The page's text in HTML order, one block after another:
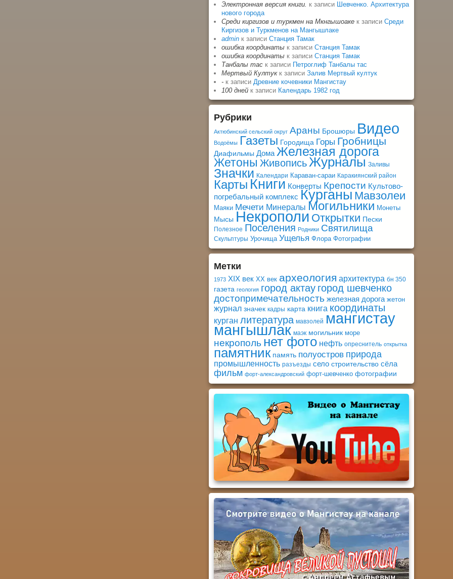
Электронная версия книги. к записи Шевченко. Архитектура
нового города
Среди киргизов и туркмен на Мкнгышоаке к записи Среди
Киргизов и Туркменов на Мангышлаке
admin к записи Станция Тамак
ошибка координаты к записи Станция Тамак
ошибка координаты к записи Станция Тамак
Танбалы тас к записи Петроглиф Танбалы тас
Мертвый Култукк записи Залив Мертвый култук
- к записи Древние кочевники Мангистау
100 дней к записи Календарь 1982 год
Рубрики
Актюбинский сельский округ Араны Брошюры Видео
Водоёмы Газеты Городища Горы Гробницы
Диафильмы Дома Железная дорога
Жетоны Живопись Журналы Заливы
Значки Календари Караван-сараи Каракиянский район
Карты Книги Конверты Крепости Культово-
погребальный комплекс Курганы Мавзолеи
Маяки Мечети Минералы Могильники Монеты
Мысы Некрополи Открытки Пески
Полезное Поселения Родники Святилища
Скульптуры Урочища Ущелья Флора Фотографии
Метки
1973 XIX век XX век археология архитектура бн 350
газета геология город актау город шевченко
достопримечательность железная дорога жетон
журнал значек кадры карта книга координаты
курган литература мавзолей мангистау
мангышлак маэк могильник море
некрополь нет фото нефть опреснитель открытка
памятник память полуостров природа
промышленность разъезды село строительство сёла
фильм форт-александровский форт-шевченко фотографии